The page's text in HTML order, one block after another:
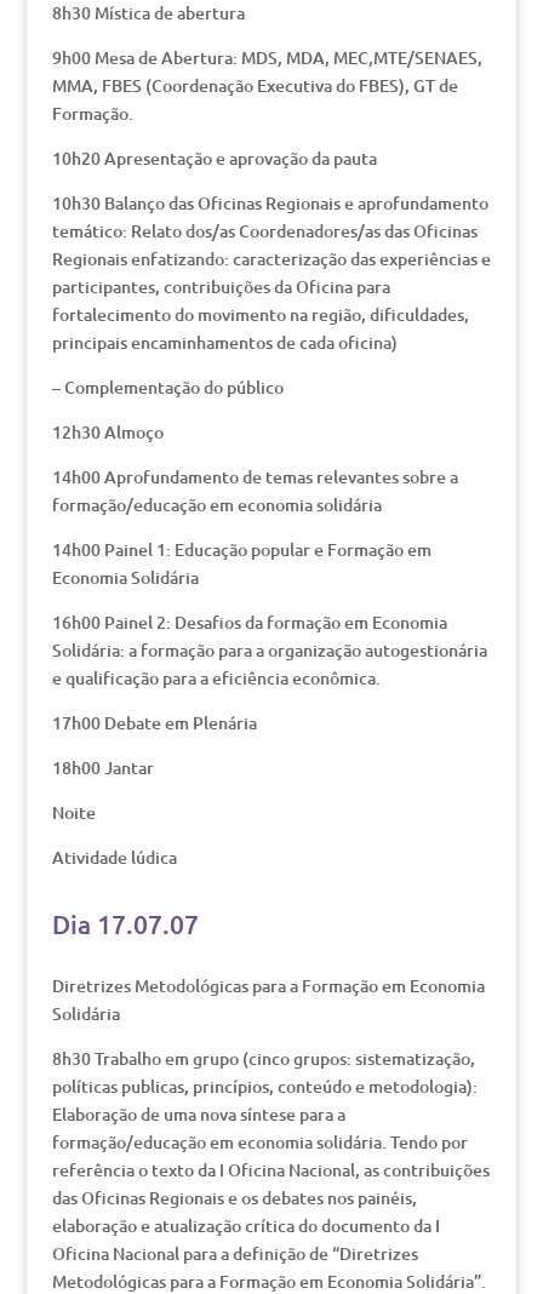
8h30 Mística de abertura
9h00 Mesa de Abertura: MDS, MDA, MEC,MTE/SENAES,
MMA, FBES (Coordenação Executiva do FBES), GT de
Formação.
10h20 Apresentação e aprovação da pauta
10h30 Balanço das Oficinas Regionais e aprofundamento
temático: Relato dos/as Coordenadores/as das Oficinas
Regionais enfatizando: caracterização das experiências e
participantes, contribuições da Oficina para
fortalecimento do movimento na região, dificuldades,
principais encaminhamentos de cada oficina)
– Complementação do público
12h30 Almoço
14h00 Aprofundamento de temas relevantes sobre a
formação/educação em economia solidária
14h00 Painel 1: Educação popular e Formação em
Economia Solidária
16h00 Painel 2: Desafios da formação em Economia
Solidária: a formação para a organização autogestionária
e qualificação para a eficiência econômica.
17h00 Debate em Plenária
18h00 Jantar
Noite
Atividade lúdica
Dia 17.07.07
Diretrizes Metodológicas para a Formação em Economia
Solidária
8h30 Trabalho em grupo (cinco grupos: sistematização,
políticas publicas, princípios, conteúdo e metodologia):
Elaboração de uma nova síntese para a
formação/educação em economia solidária. Tendo por
referência o texto da I Oficina Nacional, as contribuições
das Oficinas Regionais e os debates nos painéis,
elaboração e atualização crítica do documento da I
Oficina Nacional para a definição de “Diretrizes
Metodológicas para a Formação em Economia Solidária”.